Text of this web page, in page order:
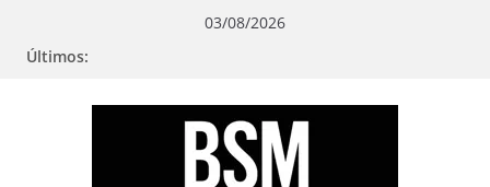
03/08/2026
Últimos: